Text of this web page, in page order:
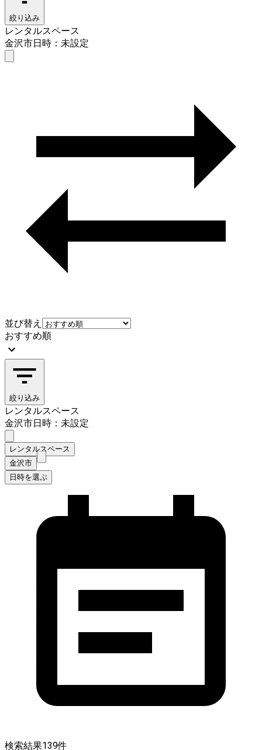
絞り込み
レンタルスペース
金沢市日時：未設定
並び替え
おすすめ順
絞り込み
レンタルスペース
金沢市日時：未設定
レンタルスペース
金沢市
日時を選ぶ
検索結果139件